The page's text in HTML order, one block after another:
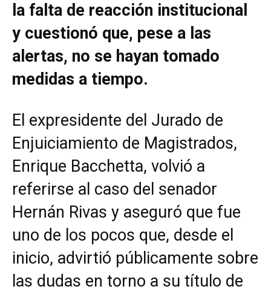
la falta de reacción institucional
y cuestionó que, pese a las
alertas, no se hayan tomado
medidas a tiempo.
El expresidente del Jurado de
Enjuiciamiento de Magistrados,
Enrique Bacchetta, volvió a
referirse al caso del senador
Hernán Rivas y aseguró que fue
uno de los pocos que, desde el
inicio, advirtió públicamente sobre
las dudas en torno a su título de